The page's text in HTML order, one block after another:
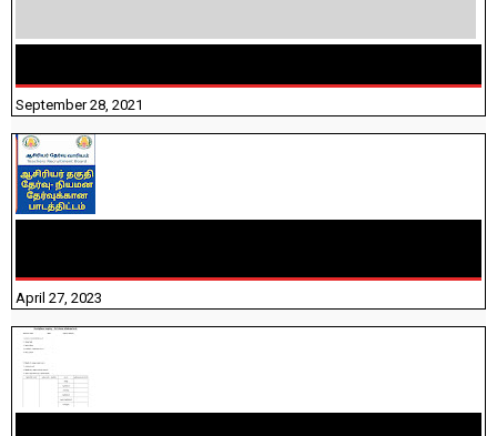
September 28, 2021
April 27, 2023